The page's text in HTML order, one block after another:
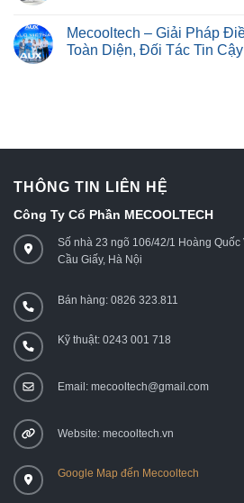
Mecooltech – Giải Pháp
Toàn Diện, Đối Tác Tin
THÔNG TIN LIÊN HỆ
Công Ty Cổ Phần MECOOLTECH
Số nhà 23 ngõ 106/42/1 Hoàng
Cầu Giấy, Hà Nội
Bán hàng: 0826 323.811
Kỹ thuật: 0243 001 718
Email: mecooltech@gmail.com
Website: mecooltech.vn
Google Map đến Mecooltech